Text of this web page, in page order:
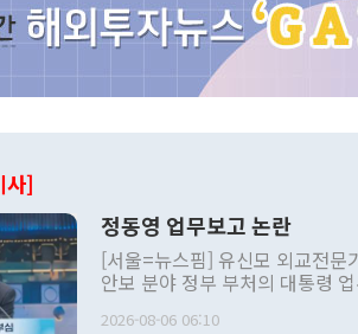
사]
정동영 업무보고 논란
[서울=뉴스핌] 유신모 외교전문
안보 분야 정부 부처의 대통령
발언 중에는 정부 내 조율을 거
2026-08-06 06:10